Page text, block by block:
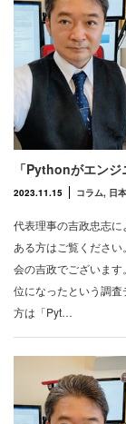
「Pythonがエン
2023.11.15 コラム, 日
代表理事の吉政忠志
ある方はご覧くださ
会の吉政でございま
位になったという調
方は「Pyt…